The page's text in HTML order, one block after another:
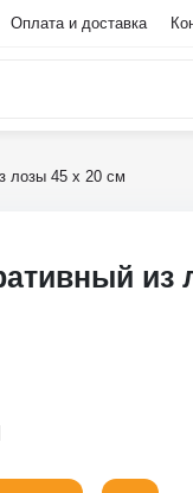
Оплата и доставка
лозы 45 х 20 см
из